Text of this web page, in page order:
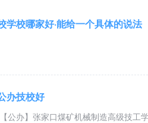
学校哪家好·能给一个具体的说法
办技校好
【公办】张家口煤矿机械制造高级技